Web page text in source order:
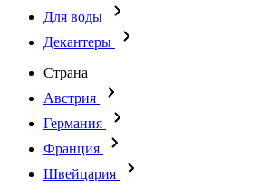
Для воды
Декантеры
Страна
Австрия
Германия
Франция
Швейцария